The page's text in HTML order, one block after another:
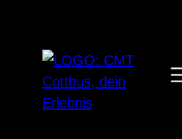
springen